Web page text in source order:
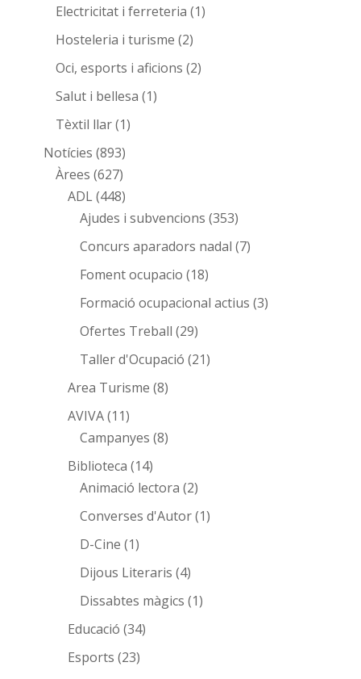
Electricitat i ferreteria (1)
Hosteleria i turisme (2)
Oci, esports i aficions (2)
Salut i bellesa (1)
Tèxtil llar(1)
Notícies (893)
Àrees (627)
ADL(448)
Ajudes i subvencions (353)
Concurs aparadors nadal (7)
Foment ocupacio (18)
Formació ocupacional actius (3)
Ofertes Treball (29)
Taller d'Ocupació (21)
Area Turisme (8)
AVIVA(11)
Campanyes (8)
Biblioteca (14)
Animació lectora (2)
Converses d'Autor(1)
D-Cine (1)
Dijous Literaris (4)
Dissabtes màgics (1)
Educació (34)
Esports (23)